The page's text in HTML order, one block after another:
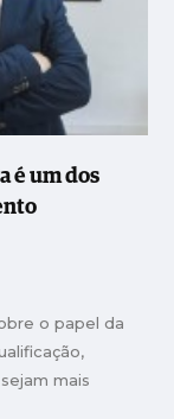
é um dos
o papel da
mais